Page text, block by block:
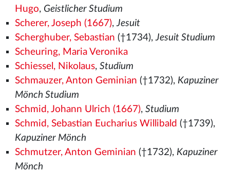
Hugo, Geistlicher Studium
Scherer, Joseph (1667),Jesuit
Scherghuber, Sebastian (†1734),Jesuit Studium
Scheuring, Maria Veronika
Schiessel, Nikolaus, Studium
Schmauzer, Anton Geminian (†1732), Kapuziner
Mönch Studium
Schmid, Johann Ulrich (1667), Studium
Schmid, Sebastian Eucharius Willibald (†1739),
Kapuziner Mönch
Schmutzer, Anton Geminian (†1732), Kapuziner
Mönch